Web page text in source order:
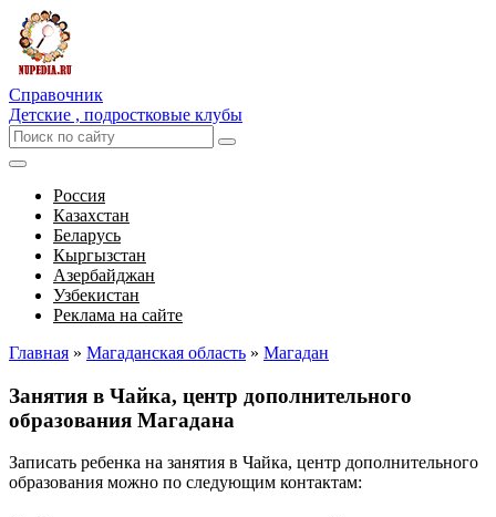
Справочник
Детские , подростковые клубы
Россия
Казахстан
Беларусь
Кыргызстан
Азербайджан
Узбекистан
Реклама на сайте
Главная » Магаданская область » Магадан
Занятия в Чайка, центр дополнительного
образования Магадана
Записать ребенка на занятия в Чайка, центр дополнительного
образования можно по следующим контактам: